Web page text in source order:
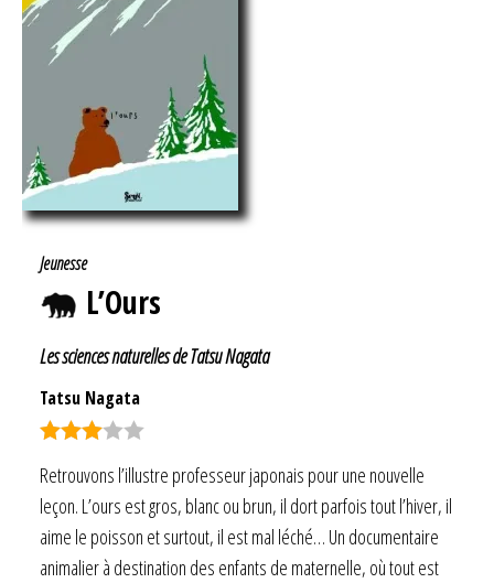
Jeunesse
L’Ours
Les sciences naturelles de Tatsu Nagata
Tatsu Nagata
sur 5
Retrouvons l’illustre professeur japonais pour une nouvelle
leçon. L’ours est gros, blanc ou brun, il dort parfois tout l’hiver, il
aime le poisson et surtout, il est mal léché… Un documentaire
animalier à destination des enfants de maternelle, où tout est